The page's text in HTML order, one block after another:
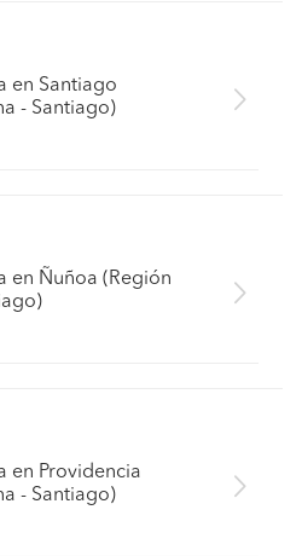
en Santiago
- Santiago)
en Ñuñoa (Región
en Providencia
- Santiago)